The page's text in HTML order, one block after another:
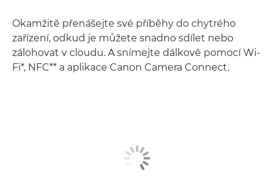
Okamžitě přenášejte své příběhy do chytrého
zařízení, odkud je můžete snadno sdílet nebo
zálohovat v cloudu. A snímejte dálkově pomocí Wi-
Fi*, NFC** a aplikace Canon Camera Connect.